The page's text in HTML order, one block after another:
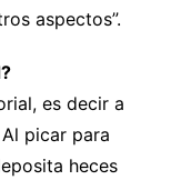
aspectos”.
es decir a
picar para
heces